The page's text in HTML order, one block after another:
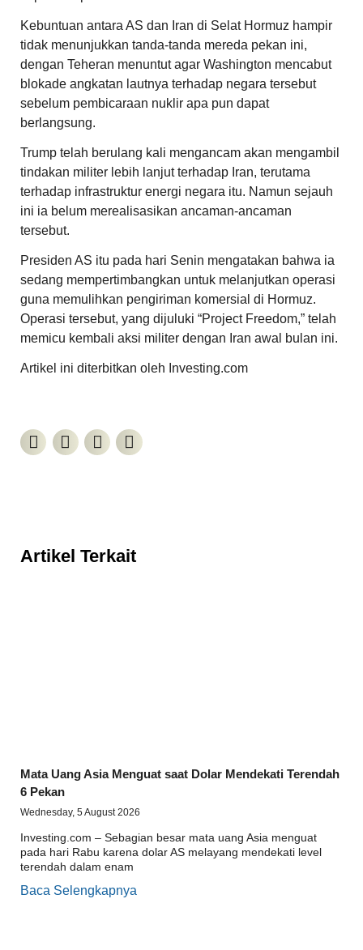
Kebuntuan antara AS dan Iran di Selat Hormuz hampir
tidak menunjukkan tanda-tanda mereda pekan ini,
dengan Teheran menuntut agar Washington mencabut
blokade angkatan lautnya terhadap negara tersebut
sebelum pembicaraan nuklir apa pun dapat
berlangsung.
Trump telah berulang kali mengancam akan mengambil
tindakan militer lebih lanjut terhadap Iran, terutama
terhadap infrastruktur energi negara itu. Namun sejauh
ini ia belum merealisasikan ancaman-ancaman
tersebut.
Presiden AS itu pada hari Senin mengatakan bahwa ia
sedang mempertimbangkan untuk melanjutkan operasi
guna memulihkan pengiriman komersial di Hormuz.
Operasi tersebut, yang dijuluki “Project Freedom,” telah
memicu kembali aksi militer dengan Iran awal bulan ini.
Artikel ini diterbitkan oleh Investing.com
Artikel Terkait
Mata Uang Asia Menguat saat Dolar Mendekati Terendah
6 Pekan
Wednesday, 5 August 2026
Investing.com – Sebagian besar mata uang Asia menguat
pada hari Rabu karena dolar AS melayang mendekati level
terendah dalam enam
Baca Selengkapnya